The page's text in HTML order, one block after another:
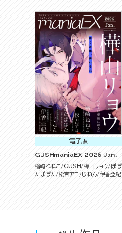
電子版
GUSHmaniaEX 2026 Jan.
楢崎ねねこ GUSH 樺山リョウ
ぽぽ
たぱぽた
松吉アコ じねん 伊香亞紀